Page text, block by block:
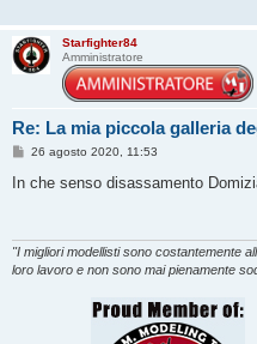
Starfighter84
Amministratore
Re: La mia piccola galleria
M
s
i
o
26 agosto 2020, 11:53
In che senso disassamento
"I migliori modellisti sono costantemente
loro lavoro e non sono mai pienamente